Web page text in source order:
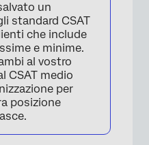
un
standard CSAT
che include
e minime.
al vostro
CSAT medio
per
posizione